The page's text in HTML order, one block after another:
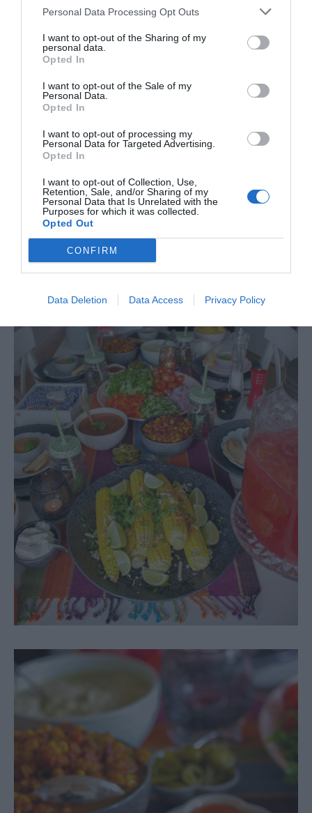
Personal Data Processing Opt Outs
I want to opt-out of the Sharing of my
personal data.
Opted In
I want to opt-out of the Sale of my
Personal Data.
Opted In
I want to opt-out of processing my
Personal Data for Targeted Advertising.
Opted In
I want to opt-out of Collection, Use,
Retention, Sale, and/or Sharing of my
Personal Data that Is Unrelated with the
Purposes for which it was collected.
Opted Out
CONFIRM
Data Deletion Data Access Privacy Policy